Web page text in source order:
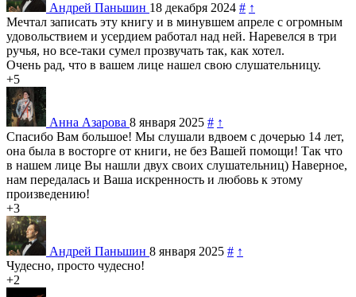
Андрей Паньшин 18 декабря 2024 # ↑
Мечтал записать эту книгу и в минувшем апреле с огромным
удовольствием и усердием работал над ней. Наревелся в три
ручья, но все-таки сумел прозвучать так, как хотел.
Очень рад, что в вашем лице нашел свою слушательницу.
+5
Анна Азарова 8 января 2025 # ↑
Спасибо Вам большое! Мы слушали вдвоем с дочерью 14 лет,
она была в восторге от книги, не без Вашей помощи! Так что
в нашем лице Вы нашли двух своих слушательниц) Наверное,
нам передалась и Ваша искренность и любовь к этому
произведению!
+3
Андрей Паньшин 8 января 2025 # ↑
Чудесно, просто чудесно!
+2